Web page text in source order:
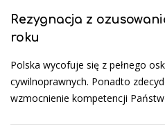
Rezygnacja z
roku
Polska wycofuje się z pełnego
cywilnoprawnych. Ponadto
wzmocnienie kompetencji